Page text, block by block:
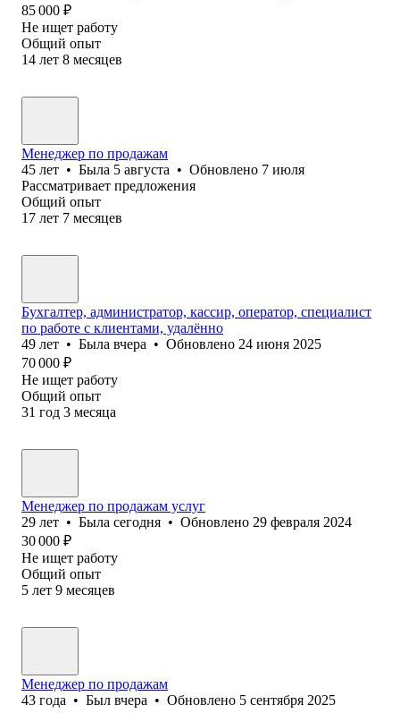
85 000 ₽
Не ищет работу
Общий опыт
14 лет 8 месяцев
Менеджер по продажам
45 лет • Была 5 августа • Обновлено 7 июля
Рассматривает предложения
Общий опыт
17 лет 7 месяцев
Бухгалтер, администратор, кассир, оператор, специалист
по работе с клиентами, удалённо
49 лет • Была вчера • Обновлено 24 июня 2025
70 000 ₽
Не ищет работу
Общий опыт
31 год 3 месяца
Менеджер по продажам услуг
29 лет • Была сегодня • Обновлено 29 февраля 2024
30 000 ₽
Не ищет работу
Общий опыт
5 лет 9 месяцев
Менеджер по продажам
43 года • Был вчера • Обновлено 5 сентября 2025